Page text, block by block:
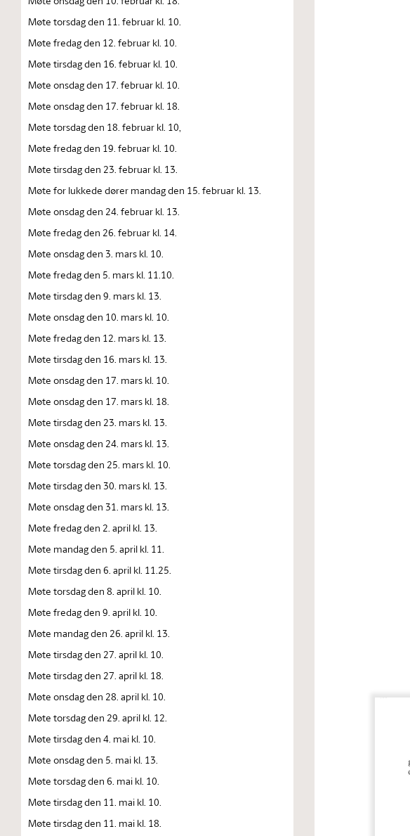
Møte torsdag den 11. februar kl. 10.
Møte fredag den 12. februar kl. 10.
Møte tirsdag den 16. februar kl. 10.
Møte onsdag den 17. februar kl. 10.
Møte onsdag den 17. februar kl. 18.
Møte torsdag den 18. februar kl. 10,
Møte fredag den 19. februar kl. 10.
Møte tirsdag den 23. februar kl. 13.
Møte for lukkede dører mandag den 15. februar kl. 13.
Møte onsdag den 24. februar kl. 13.
Møte fredag den 26. februar kl. 14.
Møte onsdag den 3. mars kl. 10.
Møte fredag den 5. mars kl. 11.10.
Møte tirsdag den 9. mars kl. 13.
Møte onsdag den 10. mars kl. 10.
Møte fredag den 12. mars kl. 13.
Møte tirsdag den 16. mars kl. 13.
Møte onsdag den 17. mars kl. 10.
Møte onsdag den 17. mars kl. 18.
Møte tirsdag den 23. mars kl. 13.
Møte onsdag den 24. mars kl. 13.
Møte torsdag den 25. mars kl. 10.
Møte tirsdag den 30. mars kl. 13.
Møte onsdag den 31. mars kl. 13.
Møte fredag den 2. april kl. 13.
Møte mandag den 5. april kl. 11.
Møte tirsdag den 6. april kl. 11.25.
Møte torsdag den 8. april kl. 10.
Møte fredag den 9. april kl. 10.
Møte mandag den 26. april kl. 13.
Møte tirsdag den 27. april kl. 10.
Møte tirsdag den 27. april kl. 18.
Møte onsdag den 28. april kl. 10.
Møte torsdag den 29. april kl. 12.
Møte tirsdag den 4. mai kl. 10.
Møte onsdag den 5. mai kl. 13.
Møte torsdag den 6. mai kl. 10.
Møte tirsdag den 11. mai kl. 10.
Møte tirsdag den 11. mai kl. 18.